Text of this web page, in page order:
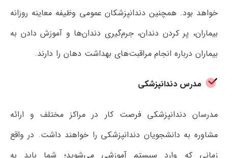
خواهد بود. همچنین دندانپزشکان عمومی وظیفه معاینه روزانه
بیماران، پر کردن دندان، جرم‌گیری دندان‌ها و آموزش دادن به
بیماران درباره انجام مراقبت‌های بهداشت دهان را دارند.
مدرس دندانپزشکی
مدرسان دندانپزشکی فرصت کار در مراکز مختلف و ارائه
مشاوره به دانشجویان دندانپزشکی را خواهند داشت. در واقع
زمانی که وارد سیستم آموزشی می‌شوید؛ شما باید به